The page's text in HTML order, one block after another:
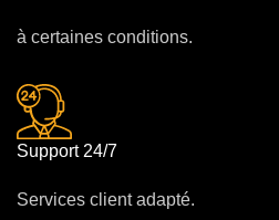
à certaines conditions.
Support 24/7
Services client adapté.